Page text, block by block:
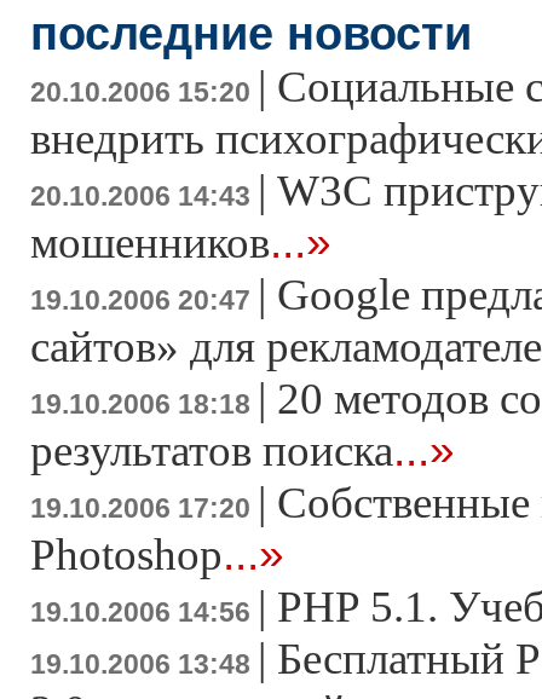
последние новости
20.10.2006 15:20 | Социальные
внедрить
20.10.2006 14:43 | W3C
мошенников...»
19.10.2006 20:47 | Google
сайтов» для
19.10.2006 18:18 | 20 методов
результатов поиска...»
19.10.2006 17:20 |
Photoshop...»
19.10.2006 14:56 | PHP 5.1.
19.10.2006 13:48 | Бесплатный